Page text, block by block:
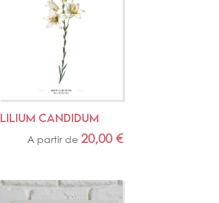
LILIUM CANDIDUM
A partir de20,00€